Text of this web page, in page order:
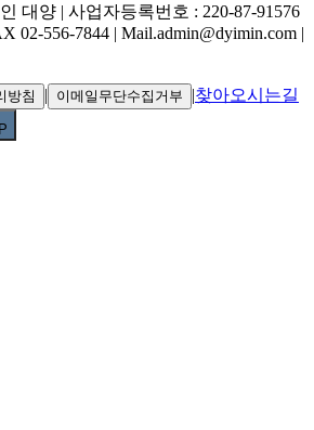
대양 | 사업자등록번호 : 220-87-91576
02-556-7844 | Mail.admin@dyimin.com |
방침 | 이메일무단수집거부 |찾아오시는길